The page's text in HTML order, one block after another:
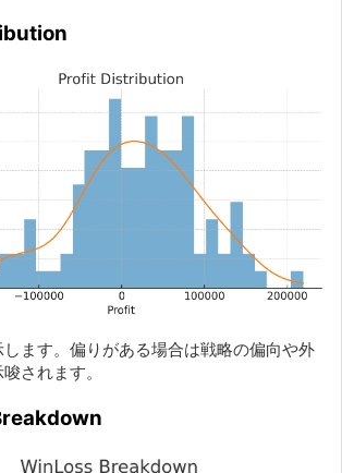
ます。偏りがある場合は戦略の偏向や外
されます。